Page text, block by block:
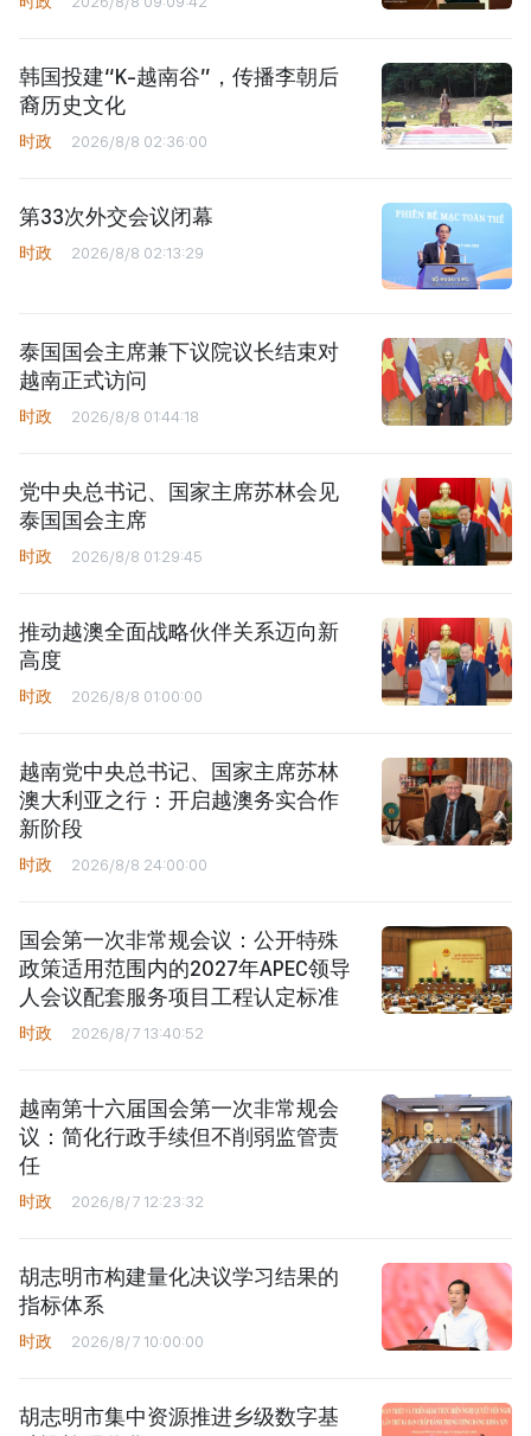
韩国投建“K-越南谷”，传播李朝后
裔历史文化
时政 2026/8/8 02:36:00
第33次外交会议闭幕
时政 2026/8/8 02:13:29
泰国国会主席兼下议院议长结束对
越南正式访问
时政 2026/8/8 01:44:18
党中央总书记、国家主席苏林会见
泰国国会主席
时政 2026/8/8 01:29:45
推动越澳全面战略伙伴关系迈向新
高度
时政 2026/8/8 01:00:00
越南党中央总书记、国家主席苏林
澳大利亚之行：开启越澳务实合作
新阶段
时政 2026/8/8 24:00:00
国会第一次非常规会议：公开特殊
政策适用范围内的2027年APEC领导
人会议配套服务项目工程认定标准
时政 2026/8/7 13:40:52
越南第十六届国会第一次非常规会
议：简化行政手续但不削弱监管责
任
时政 2026/8/7 12:23:32
胡志明市构建量化决议学习结果的
指标体系
时政 2026/8/7 10:00:00
胡志明市集中资源推进乡级数字基